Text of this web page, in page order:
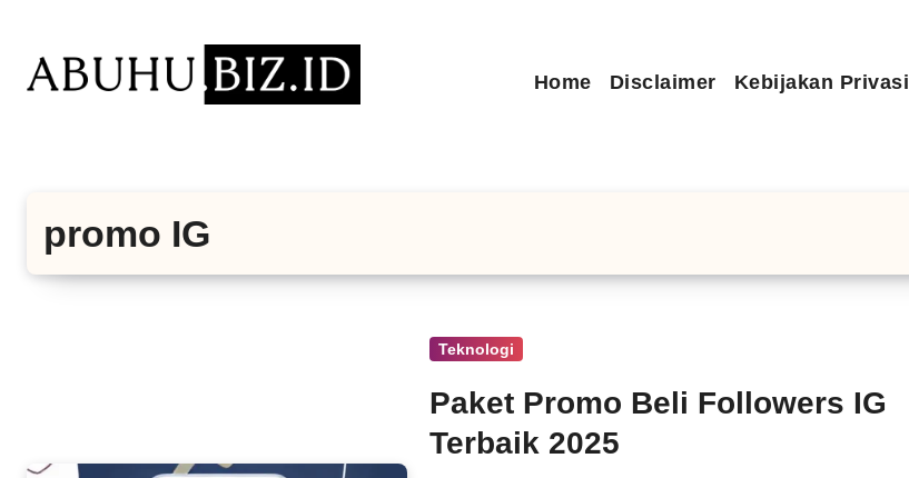
konten
Home Disclaimer Kebijakan Privasi
promo IG
Teknologi
Paket Promo Beli Followers IG
Terbaik 2025